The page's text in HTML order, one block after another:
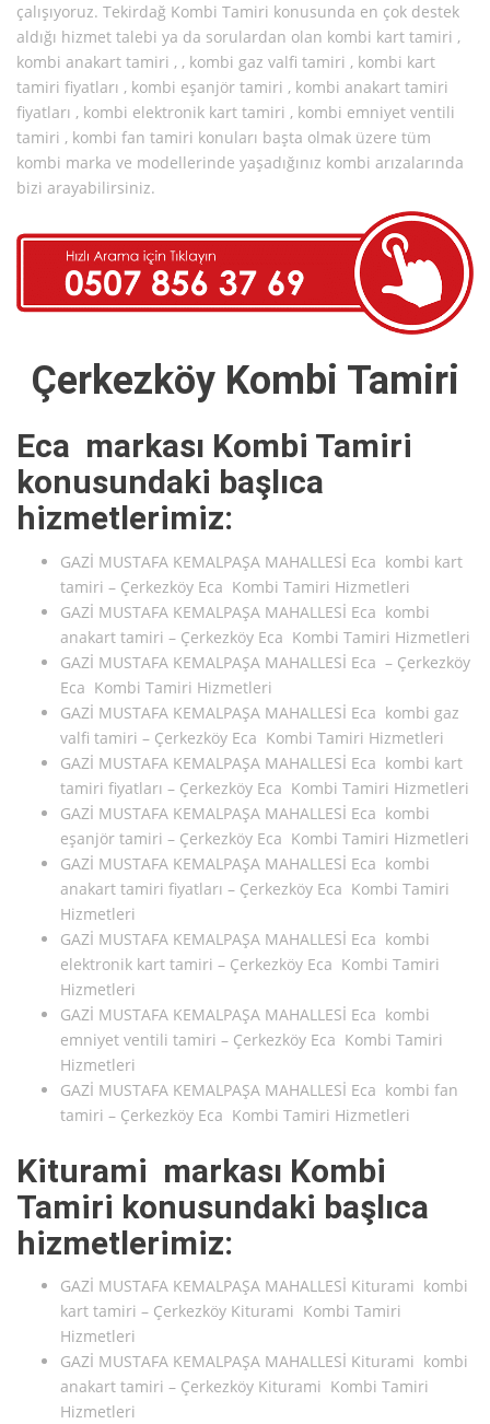
çalışıyoruz. Tekirdağ Kombi Tamiri konusunda en çok destek
aldığı hizmet talebi ya da sorulardan olan kombi kart tamiri ,
kombi anakart tamiri , , kombi gaz valfi tamiri , kombi kart
tamiri fiyatları , kombi eşanjör tamiri , kombi anakart tamiri
fiyatları , kombi elektronik kart tamiri , kombi emniyet ventili
tamiri , kombi fan tamiri konuları başta olmak üzere tüm
kombi marka ve modellerinde yaşadığınız kombi arızalarında
bizi arayabilirsiniz.
Çerkezköy Kombi Tamiri
Eca markası Kombi Tamiri
konusundaki başlıca
hizmetlerimiz:
GAZİ MUSTAFA KEMALPAŞA MAHALLESİ Eca kombi kart
tamiri – Çerkezköy Eca Kombi Tamiri Hizmetleri
GAZİ MUSTAFA KEMALPAŞA MAHALLESİ Eca kombi
anakart tamiri – Çerkezköy Eca Kombi Tamiri Hizmetleri
GAZİ MUSTAFA KEMALPAŞA MAHALLESİ Eca – Çerkezköy
Eca Kombi Tamiri Hizmetleri
GAZİ MUSTAFA KEMALPAŞA MAHALLESİ Eca kombi gaz
valfi tamiri – Çerkezköy Eca Kombi Tamiri Hizmetleri
GAZİ MUSTAFA KEMALPAŞA MAHALLESİ Eca kombi kart
tamiri fiyatları – Çerkezköy Eca Kombi Tamiri Hizmetleri
GAZİ MUSTAFA KEMALPAŞA MAHALLESİ Eca kombi
eşanjör tamiri – Çerkezköy Eca Kombi Tamiri Hizmetleri
GAZİ MUSTAFA KEMALPAŞA MAHALLESİ Eca kombi
anakart tamiri fiyatları – Çerkezköy Eca Kombi Tamiri
Hizmetleri
GAZİ MUSTAFA KEMALPAŞA MAHALLESİ Eca kombi
elektronik kart tamiri – Çerkezköy Eca Kombi Tamiri
Hizmetleri
GAZİ MUSTAFA KEMALPAŞA MAHALLESİ Eca kombi
emniyet ventili tamiri – Çerkezköy Eca Kombi Tamiri
Hizmetleri
GAZİ MUSTAFA KEMALPAŞA MAHALLESİ Eca kombi fan
tamiri – Çerkezköy Eca Kombi Tamiri Hizmetleri
Kiturami markası Kombi
Tamiri konusundaki başlıca
hizmetlerimiz:
GAZİ MUSTAFA KEMALPAŞA MAHALLESİ Kiturami kombi
kart tamiri – Çerkezköy Kiturami Kombi Tamiri
Hizmetleri
GAZİ MUSTAFA KEMALPAŞA MAHALLESİ Kiturami kombi
anakart tamiri – Çerkezköy Kiturami Kombi Tamiri
Hizmetleri